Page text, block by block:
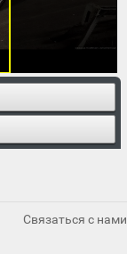
Связаться с нами